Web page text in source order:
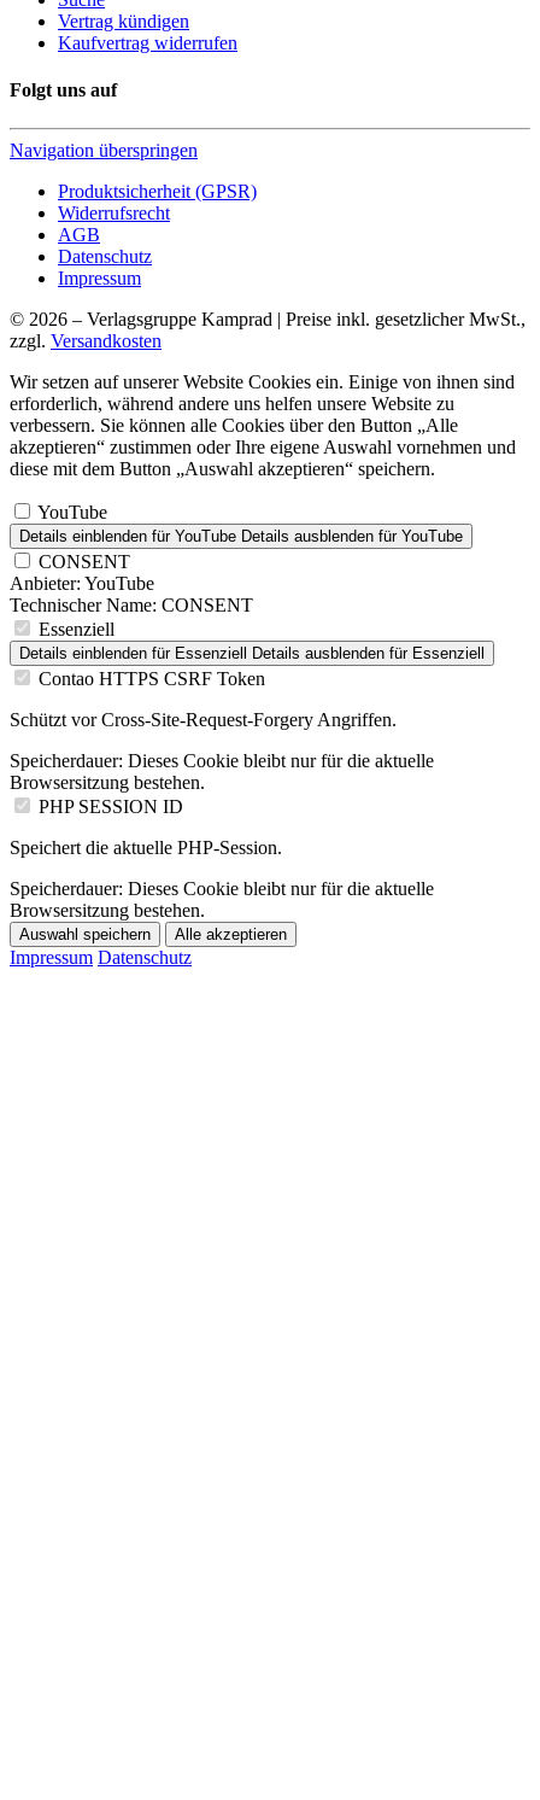
Vertrag kündigen
Kaufvertrag widerrufen
Folgt uns auf
Navigation überspringen
Produktsicherheit (GPSR)
Widerrufsrecht
AGB
Datenschutz
Impressum
© 2026 – Verlagsgruppe Kamprad | Preise inkl. gesetzlicher MwSt.,
zzgl. Versandkosten
Wir setzen auf unserer Website Cookies ein. Einige von ihnen sind
erforderlich, während andere uns helfen unsere Website zu
verbessern. Sie können alle Cookies über den Button „Alle
akzeptieren“ zustimmen oder Ihre eigene Auswahl vornehmen und
diese mit dem Button „Auswahl akzeptieren“ speichern.
YouTube
Details einblenden für YouTube Details ausblenden für YouTube
CONSENT
Anbieter: YouTube
Technischer Name: CONSENT
Essenziell
Details einblenden für Essenziell Details ausblenden für Essenziell
Contao HTTPS CSRF Token
Schützt vor Cross-Site-Request-Forgery Angriffen.
Speicherdauer: Dieses Cookie bleibt nur für die aktuelle
Browsersitzung bestehen.
PHP SESSION ID
Speichert die aktuelle PHP-Session.
Speicherdauer: Dieses Cookie bleibt nur für die aktuelle
Browsersitzung bestehen.
Auswahl speichern Alle akzeptieren
Impressum Datenschutz